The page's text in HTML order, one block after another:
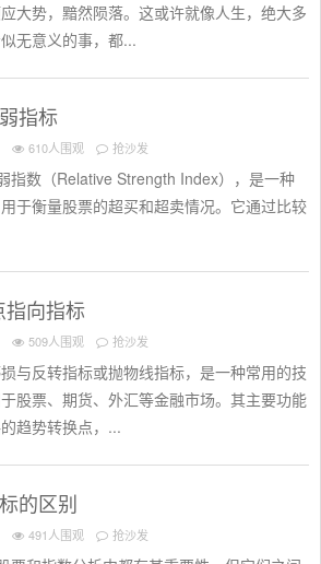
大势，黯然陨落。这或许就像人生，绝大多
无意义的事，都...
指标
610人围观 抢沙发
指数（Relative Strength Index），是一种
于衡量股票的超买和超卖情况。它通过比较
指向指标
509人围观 抢沙发
与反转指标或抛物线指标，是一种常用的技
股票、期货、外汇等金融市场。其主要功能
趋势转换点，...
的区别
491人围观 抢沙发